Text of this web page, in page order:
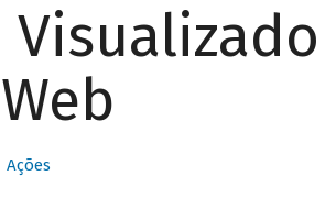
Web
Ações